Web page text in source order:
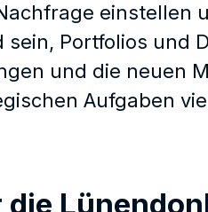
einstellen
sein, Portfolios und
und die neuen
Aufgaben
die